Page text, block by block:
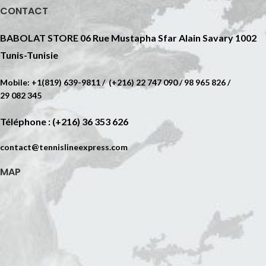
CONTACT
BABOLAT STORE 06 Rue Mustapha Sfar Alain Savary 1002
Tunis-Tunisie
Mobile: +1(819) 639-9811 / (+216) 22 747 090 / 98 965 826 /
29 082 345
Téléphone : (+216) 36 353 626
contact@tennislineexpress.com
MAP